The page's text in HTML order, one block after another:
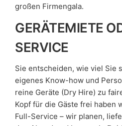
großen Firmengala.
GERÄTEMIETE
SERVICE
Sie entscheiden, wie viel Sie
eigenes Know-how und
reine Geräte (Dry Hire) zu
Kopf für die Gäste frei haben
Full-Service – wir planen,